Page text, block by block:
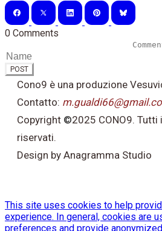
0 Comments
POST
Cono9 è una produzione
Contatto:
Copyright ©2025 CONO9.
riservati.
Design by Anagramma Studio
This site uses cookies to help
experience. In general, cookies are
preferences and provide